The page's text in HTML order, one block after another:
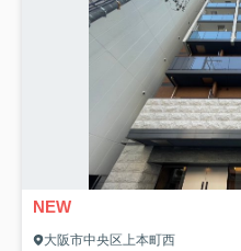
NEW
大阪市中央区上本町西